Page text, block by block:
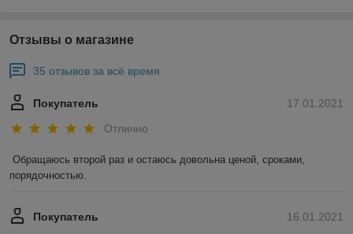
Отзывы о магазине
35 отзывов за всё время
17.01.2021
Покупатель
Отлично
Обращаюсь второй раз и остаюсь довольна ценой, сроками,
порядочностью.
16.01.2021
Покупатель